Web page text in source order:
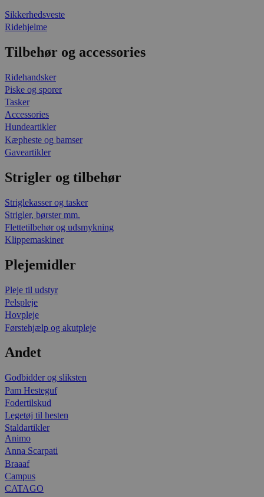
Sikkerhedsveste
Ridehjelme
Tilbehør og accessories
Ridehandsker
Piske og sporer
Tasker
Accessories
Hundeartikler
Kæpheste og bamser
Gaveartikler
Strigler og tilbehør
Striglekasser og tasker
Strigler, børster mm.
Flettetilbehør og udsmykning
Klippemaskiner
Plejemidler
Pleje til udstyr
Pelspleje
Hovpleje
Førstehjælp og akutpleje
Andet
Godbidder og sliksten
Pam Hesteguf
Fodertilskud
Legetøj til hesten
Staldartikler
Animo
Anna Scarpati
Braaaf
Campus
CATAGO